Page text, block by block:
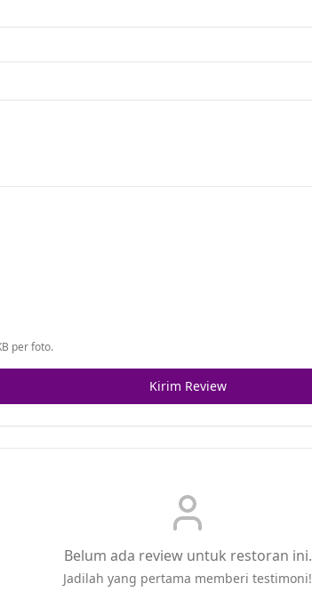
per foto.
Kirim Review
Belum ada review untuk restoran ini.
Jadilah yang pertama memberi testimoni!